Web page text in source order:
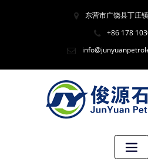
东营市广饶县丁庄
+86 178